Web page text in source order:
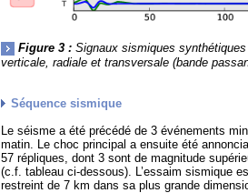
Figure 3 : Signaux sismiques
verticale, radiale et transversale (bande
Séquence sismique
Le séisme a été précédé de 3 événements
matin. Le choc principal a ensuite été
57 répliques, dont 3 sont de magnitude
(c.f. tableau ci-dessous). L’essaim sismique
restreint de 7 km dans sa plus grande